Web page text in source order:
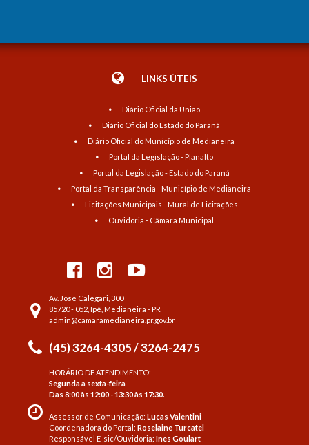
LINKS ÚTEIS
Diário Oficial da União
Diário Oficial do Estado do Paraná
Diário Oficial do Município de Medianeira
Portal da Legislação - Planalto
Portal da Legislação - Estado do Paraná
Portal da Transparência - Município de Medianeira
Licitações Municipais - Mural de Licitações
Ouvidoria - Câmara Municipal
Av. José Calegari, 300
85720 - 052, Ipê, Medianeira - PR
admin@camaramedianeira.pr.gov.br
(45) 3264-4305 / 3264-2475
HORÁRIO DE ATENDIMENTO:
Segunda a sexta-feira
Das 8:00 às 12:00 - 13:30 às 17:30.
Assessor de Comunicação:Lucas Valentini
Coordenadora do Portal:Roselaine Turcatel
Responsável E-sic/Ouvidoria:Ines Goulart